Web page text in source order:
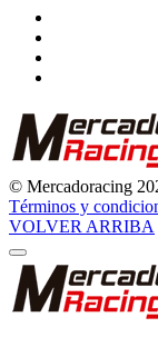
© Mercadoracing
Términos y
VOLVER ARRIBA